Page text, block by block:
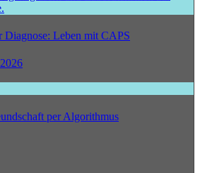
Diagnose: Leben mit CAPS
per Algorithmus